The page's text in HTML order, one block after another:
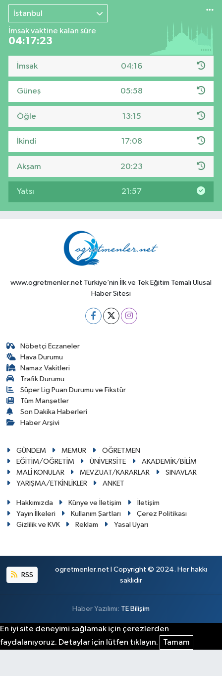
İstanbul
İmsak vaktine kalan süre
04:17:22
İmsak 04:16
Güneş 05:58
Öğle 13:15
İkindi 17:08
Akşam 20:23
Yatsı 21:57
www.ogretmenler.net Türkiye’nin İlk ve Tek Eğitim Temalı Ulusal
Haber Sitesi
Nöbetçi Eczaneler
Hava Durumu
Namaz Vakitleri
Trafik Durumu
Süper Lig Puan Durumu ve Fikstür
Tüm Manşetler
Son Dakika Haberleri
Haber Arşivi
GÜNDEM MEMUR
ÖĞRETMEN
EĞİTİM/ÖĞRETİM
ÜNİVERSİTE
AKADEMİK/BİLİM
MALİ KONULAR
MEVZUAT/KARARLAR
SINAVLAR
YARIŞMA/ETKİNLİKLER
ANKET
Hakkımızda Künye ve İletişim
İletişim
Yayın İlkeleri
Kullanım Şartları
Çerez Politikası
Gizlilik ve KVK
Reklam Yasal Uyarı
RSS
ogretmenler.net I Copyright © 2024. Her hakkı
saklıdır
Haber Yazılımı: TE Bilişim
En iyi site deneyimi sağlamak için çerezlerden
faydalanıyoruz. Detaylar için lütfen tıklayın.
Tamam